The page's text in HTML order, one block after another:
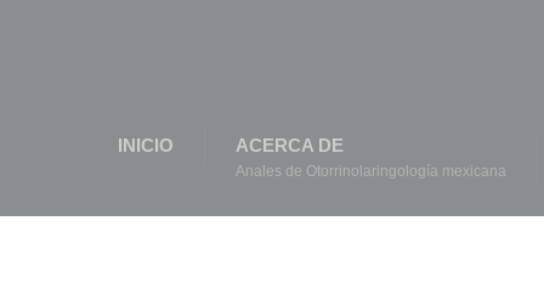
INICIO ACERCA DE
Anales de Otorrinolaringología mexicana